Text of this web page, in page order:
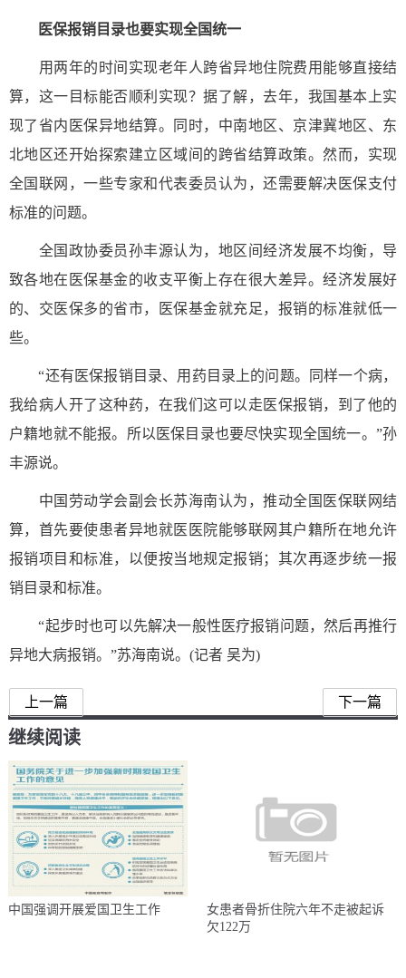
医保报销目录也要实现全国统一
用两年的时间实现老年人跨省异地住院费用能够直接结
算，这一目标能否顺利实现？据了解，去年，我国基本上实
现了省内医保异地结算。同时，中南地区、京津冀地区、东
北地区还开始探索建立区域间的跨省结算政策。然而，实现
全国联网，一些专家和代表委员认为，还需要解决医保支付
标准的问题。
全国政协委员孙丰源认为，地区间经济发展不均衡，导
致各地在医保基金的收支平衡上存在很大差异。经济发展好
的、交医保多的省市，医保基金就充足，报销的标准就低一
些。
“还有医保报销目录、用药目录上的问题。同样一个病，
我给病人开了这种药，在我们这可以走医保报销，到了他的
户籍地就不能报。所以医保目录也要尽快实现全国统一。”孙
丰源说。
中国劳动学会副会长苏海南认为，推动全国医保联网结
算，首先要使患者异地就医医院能够联网其户籍所在地允许
报销项目和标准，以便按当地规定报销；其次再逐步统一报
销目录和标准。
“起步时也可以先解决一般性医疗报销问题，然后再推行
异地大病报销。”苏海南说。(记者 吴为)
上一篇 下一篇
继续阅读
中国强调开展爱国卫生工作
女患者骨折住院六年不走被起诉
欠122万